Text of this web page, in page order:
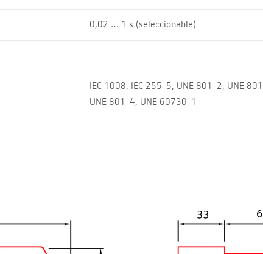
0,02 … 1 s (seleccionable)
IEC 1008, IEC 255-5, UNE 801-2, UNE
UNE 801-4, UNE 60730-1